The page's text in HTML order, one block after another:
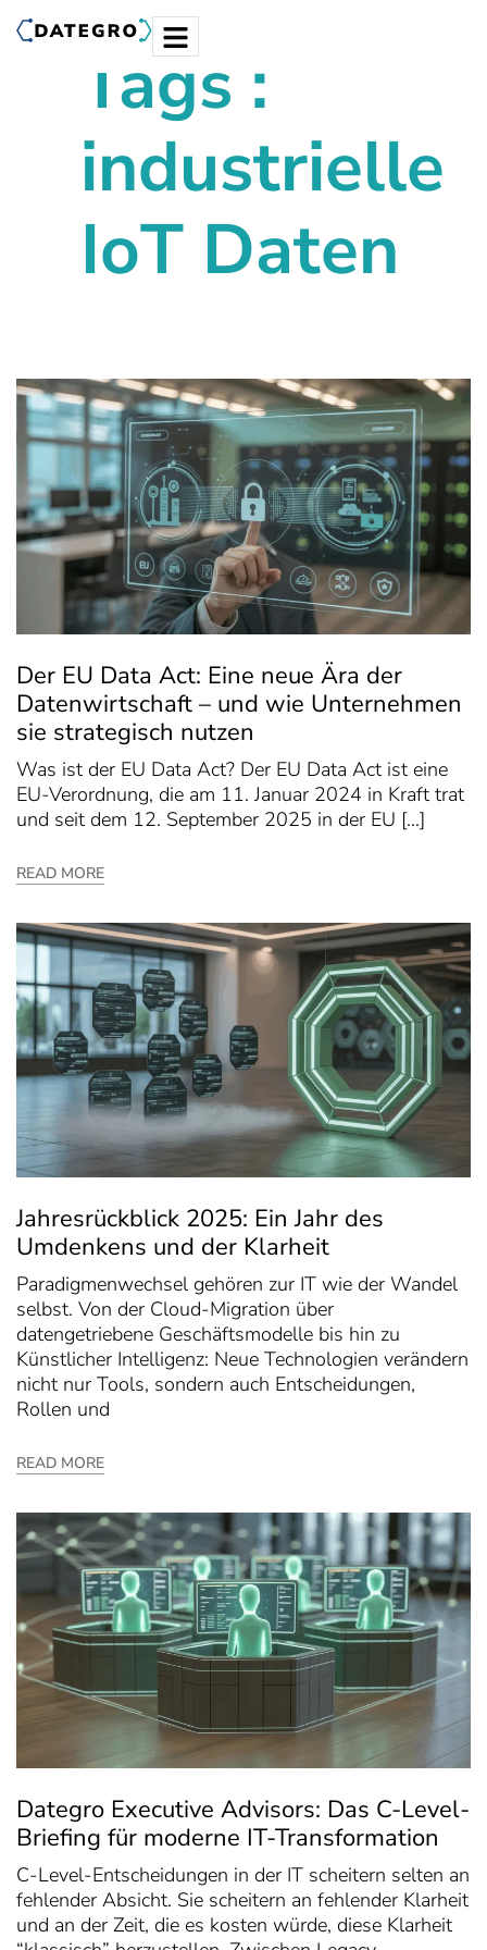
Tags :
industrielle
IoT Daten
Der EU Data Act: Eine neue Ära der
Datenwirtschaft – und wie Unternehmen
sie strategisch nutzen
Was ist der EU Data Act? Der EU Data Act ist eine
EU-Verordnung, die am 11. Januar 2024 in Kraft trat
und seit dem 12. September 2025 in der EU […]
READ MORE
Jahresrückblick 2025: Ein Jahr des
Umdenkens und der Klarheit
Paradigmenwechsel gehören zur IT wie der Wandel
selbst. Von der Cloud-Migration über
datengetriebene Geschäftsmodelle bis hin zu
Künstlicher Intelligenz: Neue Technologien verändern
nicht nur Tools, sondern auch Entscheidungen,
Rollen und
READ MORE
Dategro Executive Advisors: Das C-Level-
Briefing für moderne IT-Transformation
C-Level-Entscheidungen in der IT scheitern selten an
fehlender Absicht. Sie scheitern an fehlender Klarheit
und an der Zeit, die es kosten würde, diese Klarheit